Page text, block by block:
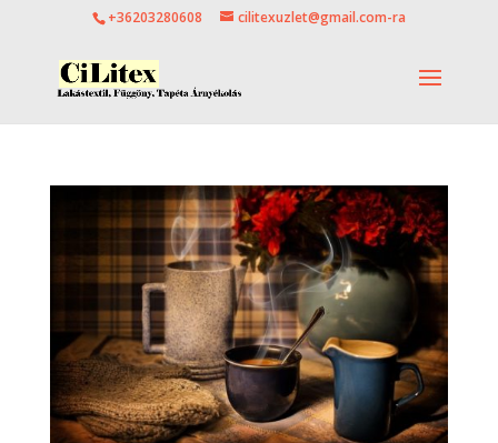
+36203280608 cilitexuzlet@gmail.com-ra